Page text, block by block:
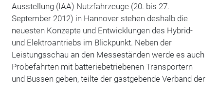
Ausstellung (IAA) Nutzfahrzeuge (20. bis 27.
September 2012) in Hannover stehen deshalb die
neuesten Konzepte und Entwicklungen des Hybrid-
und Elektroantriebs im Blickpunkt. Neben der
Leistungsschau an den Messeständen werde es auch
Probefahrten mit batteriebetriebenen Transportern
und Bussen geben, teilte der gastgebende Verband der